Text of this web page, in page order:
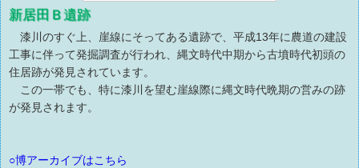
新居田Ｂ遺跡
漆川のすぐ上、崖線にそってある遺跡で、平成13年に農道の建設
工事に伴って発掘調査が行われ、縄文時代中期から古墳時代初頭の
住居跡が発見されています。
この一帯でも、特に漆川を望む崖線際に縄文時代晩期の営みの跡
が発見されます。
○博アーカイブはこちら